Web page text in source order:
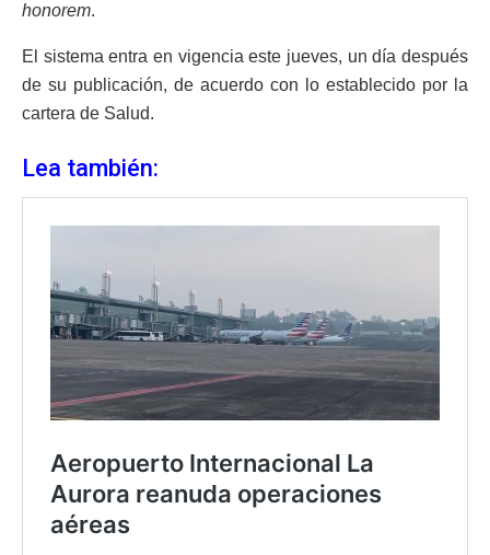
honorem.
El sistema entra en vigencia este jueves, un día después
de su publicación, de acuerdo con lo establecido por la
cartera de Salud.
Lea también: